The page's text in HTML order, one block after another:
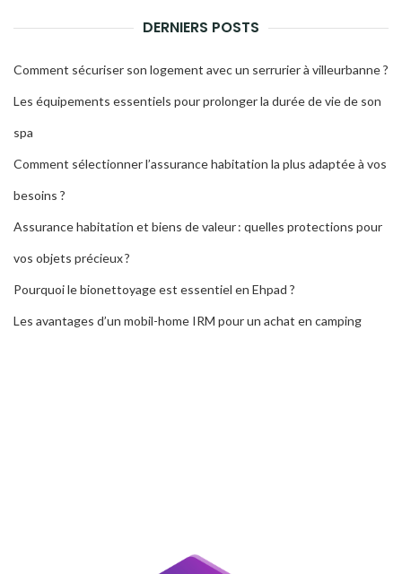
DERNIERS POSTS
Comment sécuriser son logement avec un serrurier à villeurbanne ?
Les équipements essentiels pour prolonger la durée de vie de son
spa
Comment sélectionner l’assurance habitation la plus adaptée à vos
besoins ?
Assurance habitation et biens de valeur : quelles protections pour
vos objets précieux ?
Pourquoi le bionettoyage est essentiel en Ehpad ?
Les avantages d’un mobil-home IRM pour un achat en camping